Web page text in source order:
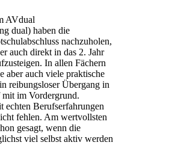
AVdual
dual) haben die
nachzuholen,
auch direkt in das 2. Jahr
In allen Fächern
aber auch viele praktische
reibungsloser Übergang in
im Vordergrund.
echten Berufserfahrungen
fehlen. Am wertvollsten
gesagt, wenn die
viel selbst aktiv werden